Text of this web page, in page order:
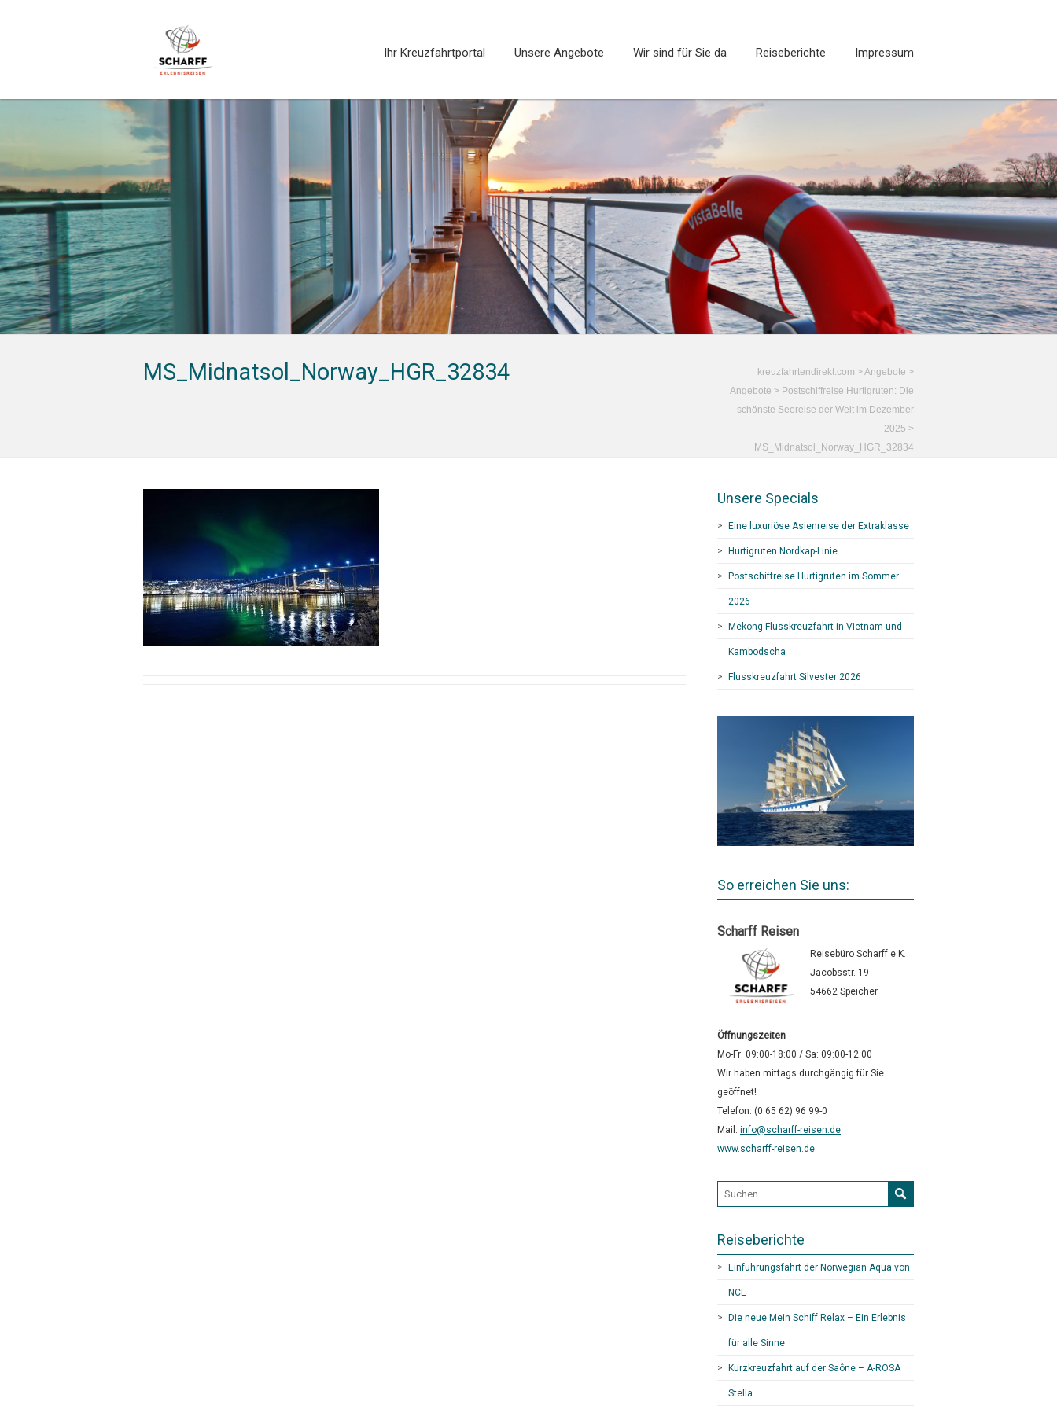
Ihr Kreuzfahrtportal Unsere Angebote Wir sind für Sie da Reiseberichte Impressum
MS_Midnatsol_Norway_HGR_32834 kreuzfahrtendirekt.com >Angebote >
Angebote > Postschiffreise Hurtigruten: Die
schönste Seereise der Welt im Dezember
2025 >
MS_Midnatsol_Norway_HGR_32834
Unsere Specials
Eine luxuriöse Asienreise der Extraklasse
Hurtigruten Nordkap-Linie
Postschiffreise Hurtigruten im Sommer
2026
Mekong-Flusskreuzfahrt in Vietnam und
Kambodscha
Flusskreuzfahrt Silvester 2026
So erreichen Sie uns:
Scharff Reisen
Reisebüro Scharff e.K.
Jacobsstr. 19
54662 Speicher
Öffnungszeiten
Mo-Fr: 09:00-18:00 / Sa: 09:00-12:00
Wir haben mittags durchgängig für Sie
geöffnet!
Telefon: (0 65 62) 96 99-0
Mail: info@scharff-reisen.de
www.scharff-reisen.de
Suchformular
Reiseberichte
Einführungsfahrt der Norwegian Aqua von
NCL
Die neue Mein Schiff Relax – Ein Erlebnis
für alle Sinne
Kurzkreuzfahrt auf der Saône – A-ROSA
Stella